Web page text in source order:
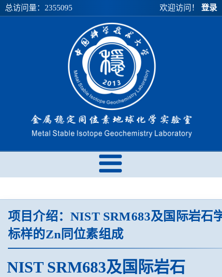
总访问量： 2355095 欢迎访问！ 登录
项目介绍：NIST SRM683及国际岩石
标样的Zn同位素组成
NIST SRM683及国际岩石